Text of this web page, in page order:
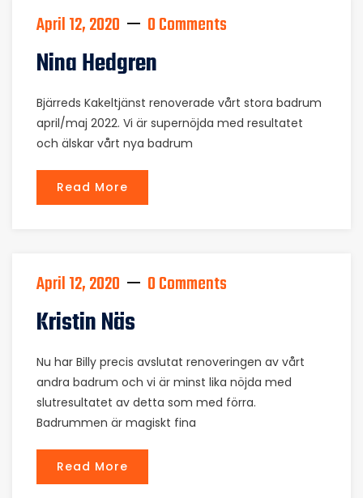
April 12, 2020 0 Comments
Nina Hedgren
Bjärreds Kakeltjänst renoverade vårt stora badrum
april/maj 2022. Vi är supernöjda med resultatet
och älskar vårt nya badrum
Read More
April 12, 2020 0 Comments
Kristin Näs
Nu har Billy precis avslutat renoveringen av vårt
andra badrum och vi är minst lika nöjda med
slutresultatet av detta som med förra.
Badrummen är magiskt fina
Read More